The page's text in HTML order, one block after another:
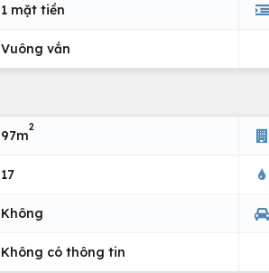
1 mặt tiền
Vuông vắn
97m
2
17
Không
Không có thông tin